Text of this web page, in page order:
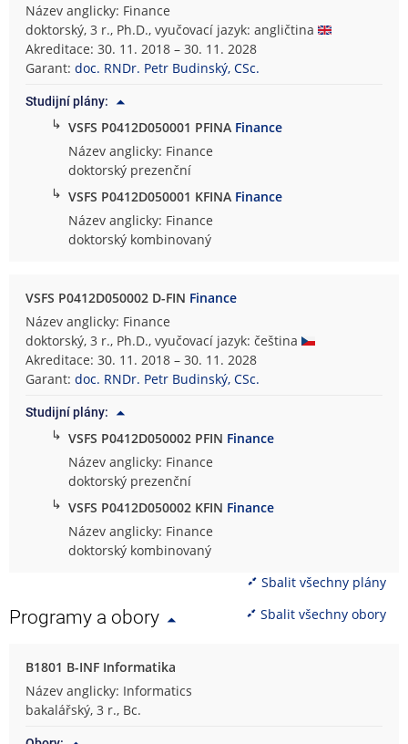
Název anglicky: Finance
doktorský, 3 r., Ph.D., vyučovací jazyk: angličtina
Akreditace: 30. 11. 2018 – 30. 11. 2028
Garant:doc. RNDr. Petr Budinský, CSc.
Studijní plány:
↳ VSFS P0412D050001 PFINA Finance
Název anglicky: Finance
doktorský prezenční
↳ VSFS P0412D050001 KFINA Finance
Název anglicky: Finance
doktorský kombinovaný
VSFS P0412D050002 D-FIN Finance
Název anglicky: Finance
doktorský, 3 r., Ph.D., vyučovací jazyk: čeština
Akreditace: 30. 11. 2018 – 30. 11. 2028
Garant:doc. RNDr. Petr Budinský, CSc.
Studijní plány:
↳ VSFS P0412D050002 PFIN Finance
Název anglicky: Finance
doktorský prezenční
↳ VSFS P0412D050002 KFIN Finance
Název anglicky: Finance
doktorský kombinovaný
Sbalit všechny plány
Programy a obory Sbalit všechny obory
B1801 B-INF Informatika
Název anglicky: Informatics
bakalářský, 3 r., Bc.